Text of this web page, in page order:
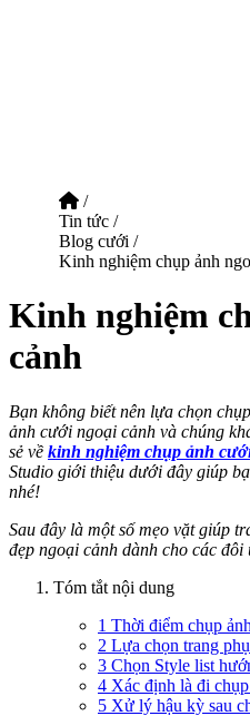
/
Tin tức /
Blog cưới /
Kinh nghiệm chụp ảnh
Kinh nghiệm
cảnh
Bạn không biết nên lựa chọn
ảnh cưới ngoại cảnh và chúng
sẻ về kinh nghiệm chụp ảnh
Studio giới thiệu dưới đây giúp
nhé!
Sau đây là một số mẹo vặt giúp
đẹp ngoại cảnh dành cho các đôi
Tóm tắt nội dung
1 Thời điểm chụp ảnh
2 Lựa chọn trang
3 Chọn Style list
4 Xác định là đi
5 Xử lý hậu kỳ sau